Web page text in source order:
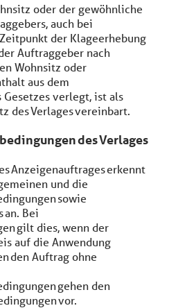
oder der gewöhnliche
auch bei
der Klageerhebung
Auftraggeber nach
Wohnsitz oder
aus dem
verlegt, ist als
des Verlages vereinbart.
des Verlages
Anzeigenauftrages erkennt
und die
sowie
an. Bei
gilt dies, wenn der
auf die Anwendung
den Auftrag ohne
gehen den
vor.